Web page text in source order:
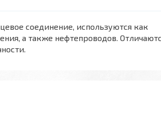
соединение, используются как
а также нефтепроводов.